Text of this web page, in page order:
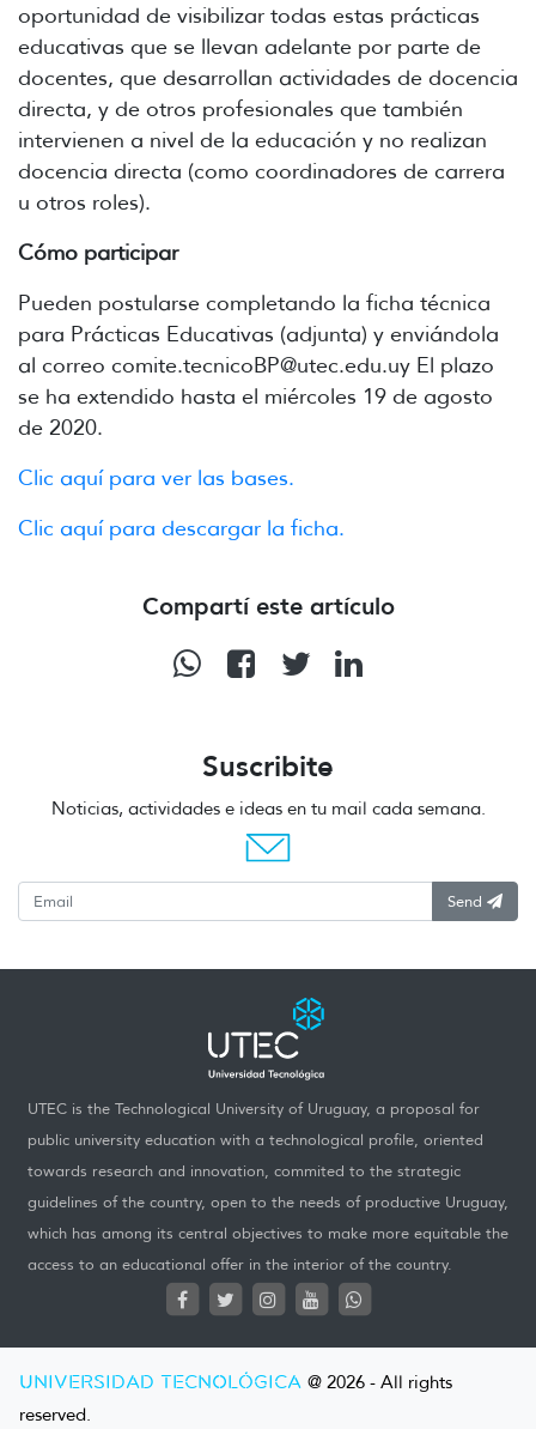
oportunidad de visibilizar todas estas prácticas
educativas que se llevan adelante por parte de
docentes, que desarrollan actividades de docencia
directa, y de otros profesionales que también
intervienen a nivel de la educación y no realizan
docencia directa (como coordinadores de carrera
u otros roles).
Cómo participar
Pueden postularse completando la ficha técnica
para Prácticas Educativas (adjunta) y enviándola
al correo comite.tecnicoBP@utec.edu.uy El plazo
se ha extendido hasta el miércoles 19 de agosto
de 2020.
Clic aquí para ver las bases.
Clic aquí para descargar la ficha.
Compartí este artículo
Suscribite
Noticias, actividades e ideas en tu mail cada semana.
Send
UTEC is the Technological University of Uruguay, a proposal for
public university education with a technological profile, oriented
towards research and innovation, commited to the strategic
guidelines of the country, open to the needs of productive Uruguay,
which has among its central objectives to make more equitable the
access to an educational offer in the interior of the country.
UNIVERSIDAD TECNOLÓGICA @ 2026 - All rights
reserved.